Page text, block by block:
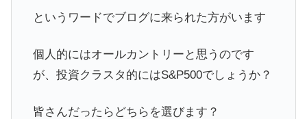
というワードでブログに来られた方がいます
個人的にはオールカントリーと思うのです
が、投資クラスタ的にはS&P500でしょうか？
皆さんだったらどちらを選びます？